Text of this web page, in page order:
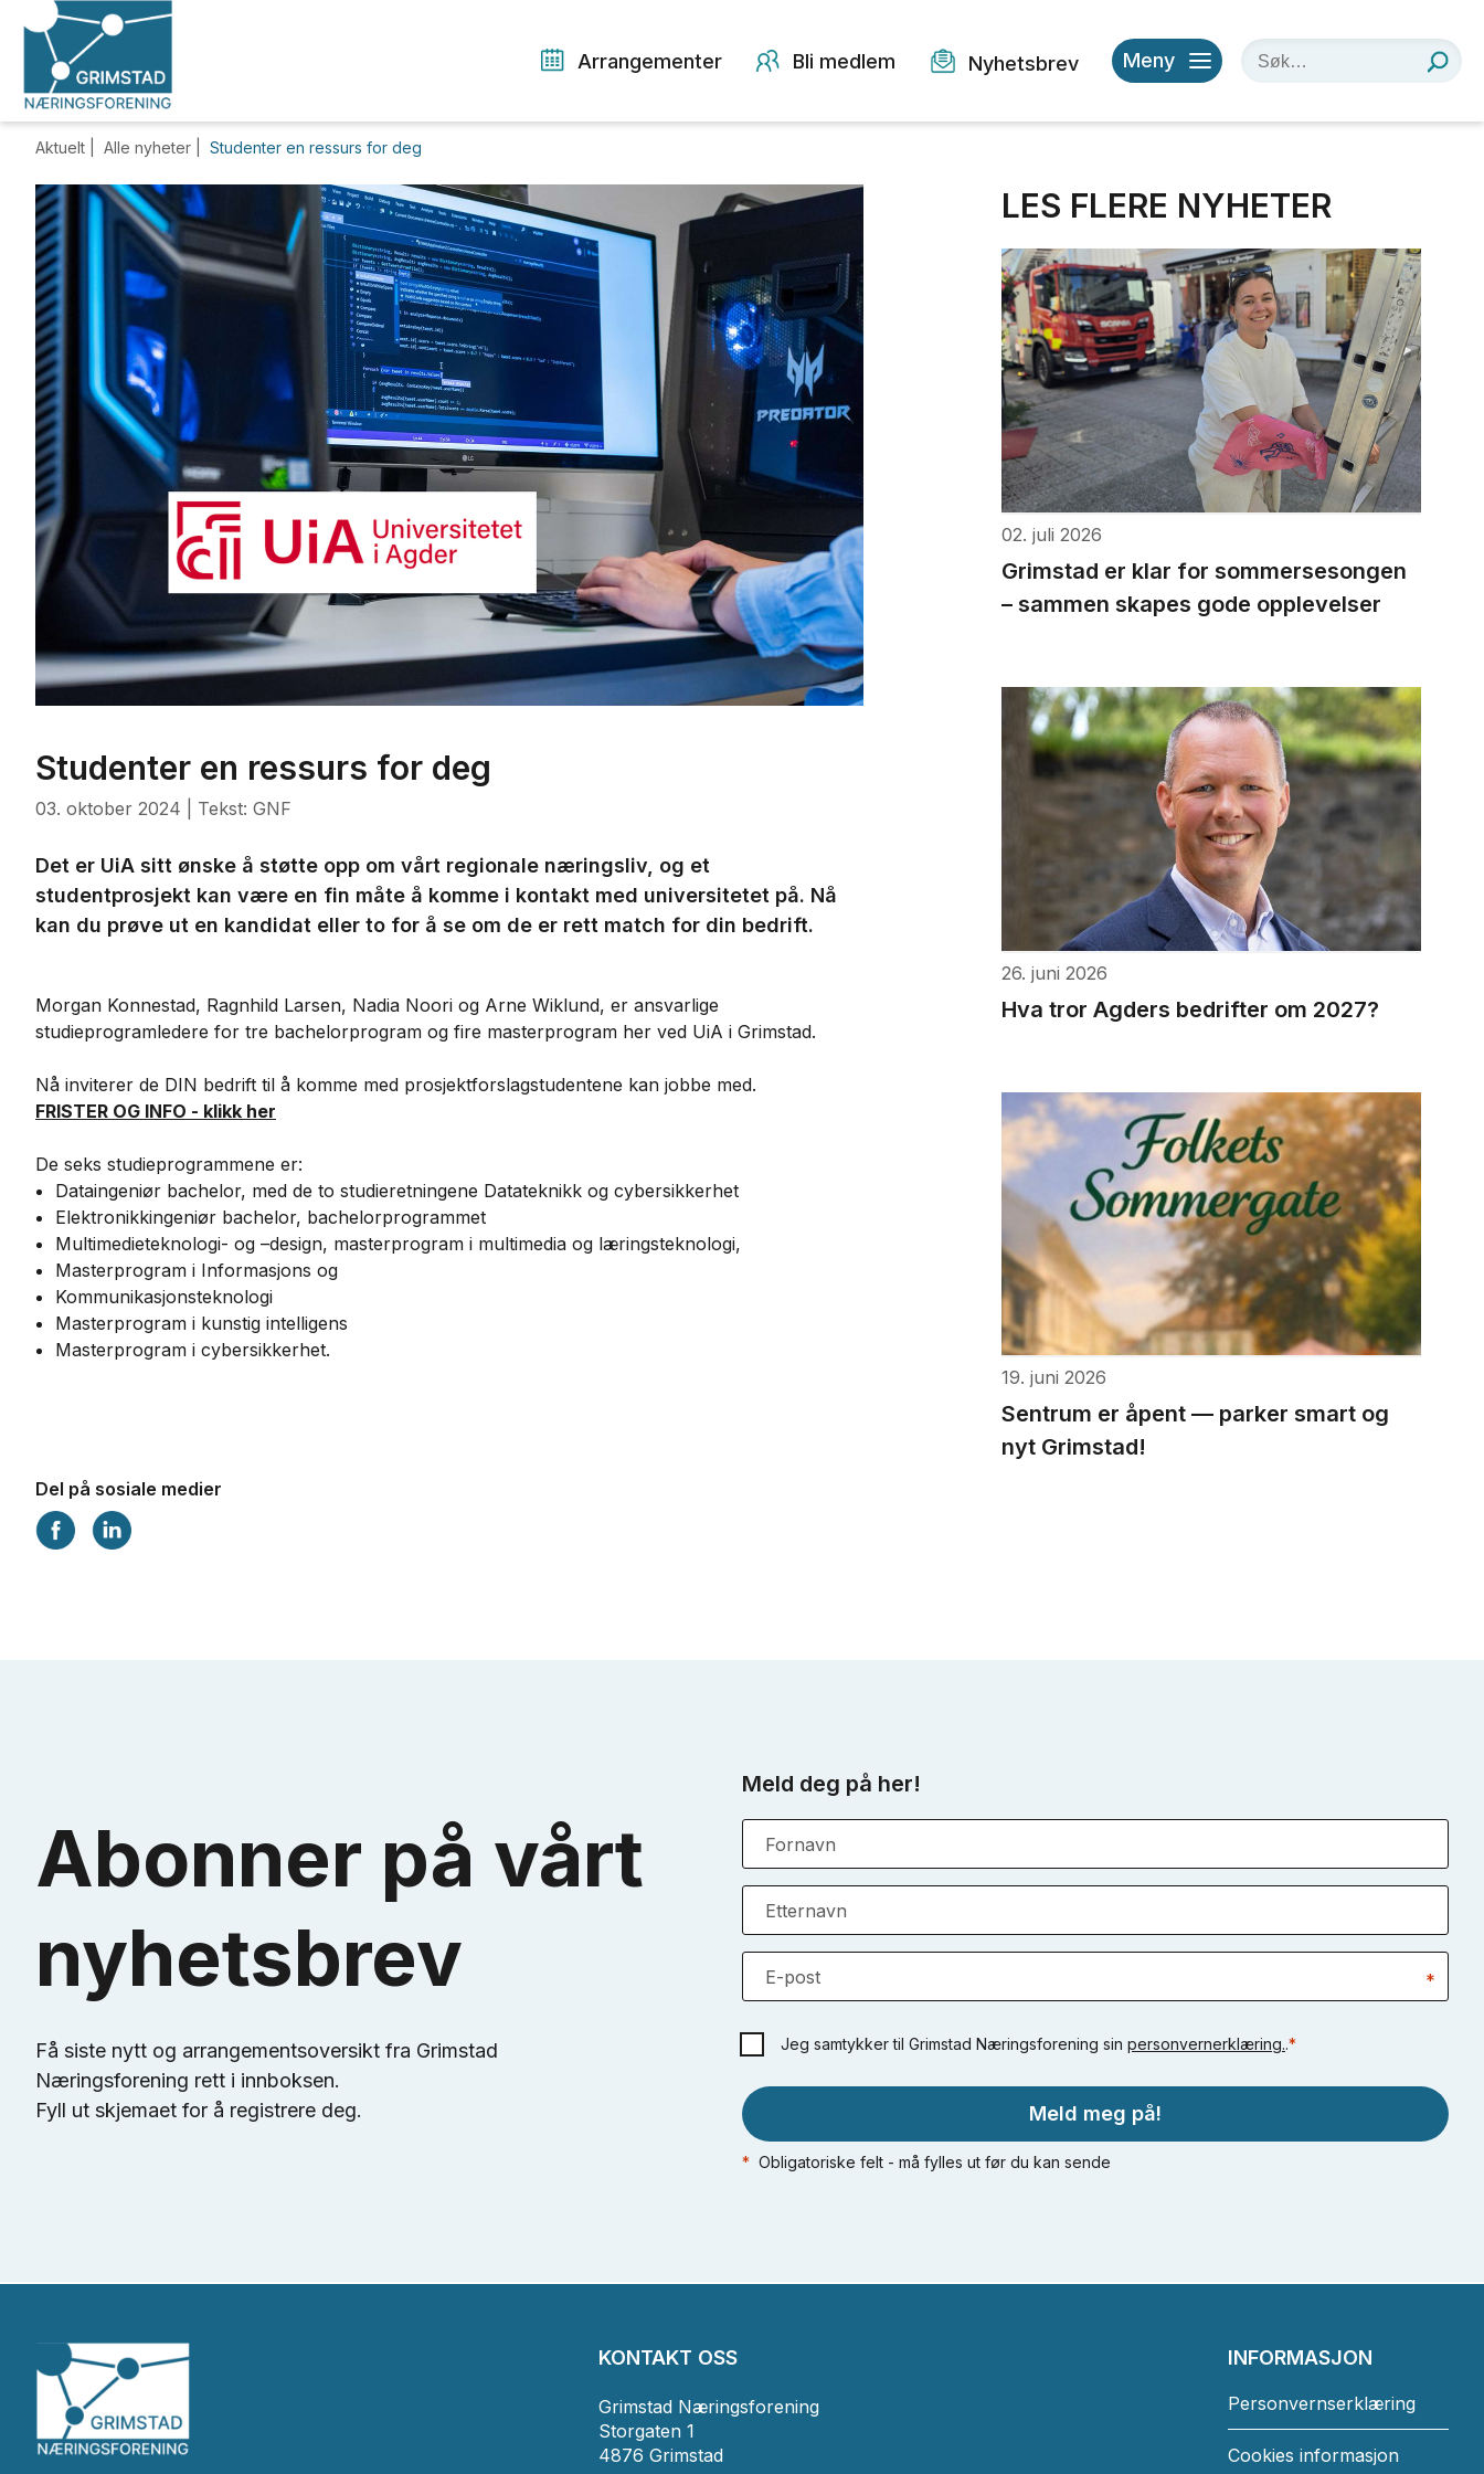
Arrangementer Bli medlem Nyhetsbrev Meny
Aktuelt | Alle nyheter Studenter en ressurs for deg
Studenter en ressurs for deg
03. oktober 2024 | Tekst: GNF
Det er UiA sitt ønske å støtte opp om vårt regionale næringsliv, og et
studentprosjekt kan være en fin måte å komme i kontakt med universitetet på. Nå
kan du prøve ut en kandidat eller to for å se om de er rett match for din bedrift.
Morgan Konnestad, Ragnhild Larsen, Nadia Noori og Arne Wiklund, er ansvarlige
studieprogramledere for tre bachelorprogram og fire masterprogram her ved UiA i Grimstad.
Nå inviterer de DIN bedrift til å komme med prosjektforslagstudentene kan jobbe med.
FRISTER OG INFO - klikk her
De seks studieprogrammene er:
Dataingeniør bachelor, med de to studieretningene Datateknikk og cybersikkerhet
Elektronikkingeniør bachelor, bachelorprogrammet
Multimedieteknologi- og –design, masterprogram i multimedia og læringsteknologi,
Masterprogram i Informasjons og
Kommunikasjonsteknologi
Masterprogram i kunstig intelligens
Masterprogram i cybersikkerhet.
Del på sosiale medier
LES FLERE NYHETER
02. juli 2026
Grimstad er klar for sommersesongen
– sammen skapes gode opplevelser
26. juni 2026
Hva tror Agders bedrifter om 2027?
19. juni 2026
Sentrum er åpent — parker smart og
nyt Grimstad!
Abonner på vårt
nyhetsbrev
Få siste nytt og arrangementsoversikt fra Grimstad
Næringsforening rett i innboksen.
Fyll ut skjemaet for å registrere deg.
Meld deg på her!
Fornavn
Etternavn
E-post *
Jeg samtykker til Grimstad Næringsforening sin personvernerklæring..*
Meld meg på!
* Obligatoriske felt - må fylles ut før du kan sende
KONTAKT OSS
Grimstad Næringsforening
Storgaten 1
4876 Grimstad
INFORMASJON
Personvernserklæring
Cookies informasjon